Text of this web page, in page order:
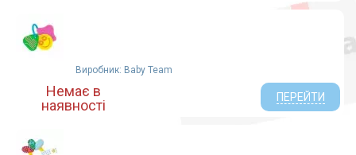
Виробник: Baby Team
Немає в
наявності
ПЕРЕЙТИ